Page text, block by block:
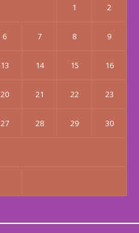
1 2
6 7 8 9
13 14 15 16
20 21 22 23
27 28 29 30